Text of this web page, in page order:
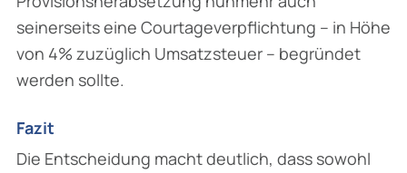
seinerseits eine Courtageverpflichtung – in Höhe
von 4% zuzüglich Umsatzsteuer – begründet
werden sollte.
Fazit
Die Entscheidung macht deutlich, dass sowohl